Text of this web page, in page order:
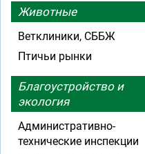
Животные
Ветклиники, СББЖ
Птичьи рынки
Благоустройство и
экология
Административно-
технические инспекции